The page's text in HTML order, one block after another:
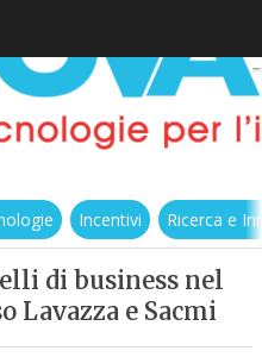
Incentivi Ricerca e
di business nel
Lavazza e Sacmi